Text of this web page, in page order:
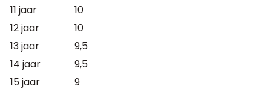
11 jaar
10
12 jaar
10
13 jaar
9,5
14 jaar
9,5
15 jaar
9